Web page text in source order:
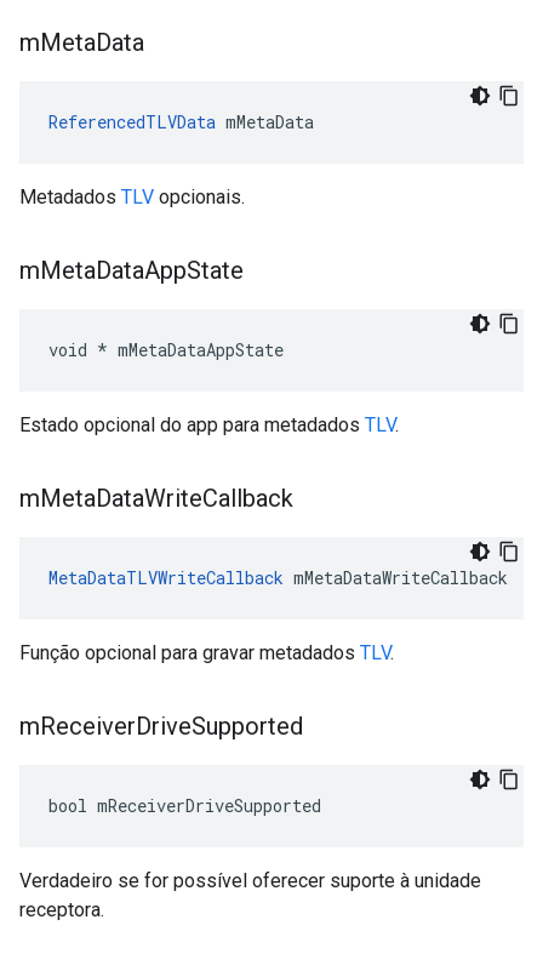
mMetaData
ReferencedTLVData mMetaData
Metadados TLV opcionais.
mMetaDataAppState
void * mMetaDataAppState
Estado opcional do app para metadados TLV.
mMetaDataWriteCallback
MetaDataTLVWriteCallback mMetaDataWriteCallback
Função opcional para gravar metadados TLV.
mReceiverDriveSupported
bool mReceiverDriveSupported
Verdadeiro se for possível oferecer suporte à unidade
receptora.